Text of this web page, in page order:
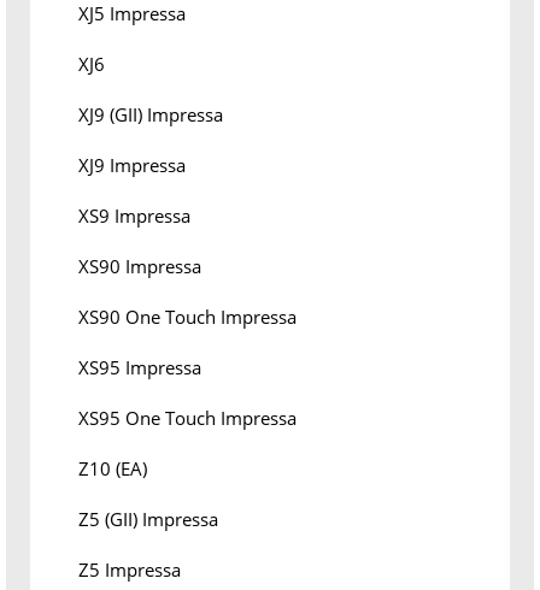
XJ5 Impressa
XJ6
XJ9 (GII) Impressa
XJ9 Impressa
XS9 Impressa
XS90 Impressa
XS90 One Touch Impressa
XS95 Impressa
XS95 One Touch Impressa
Z10 (EA)
Z5 (GII) Impressa
Z5 Impressa